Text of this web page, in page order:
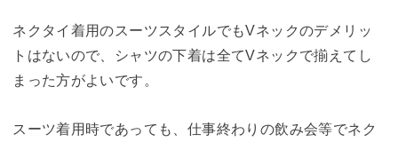
ネクタイ着用のスーツスタイルでもVネックのデメリッ
トはないので、シャツの下着は全てVネックで揃えてし
まった方がよいです。
スーツ着用時であっても、仕事終わりの飲み会等でネク